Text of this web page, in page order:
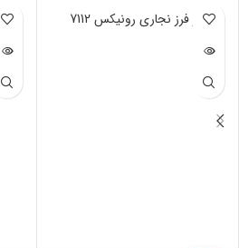
ناموجود
اور فرز نجاری رونیکس 7112 اره